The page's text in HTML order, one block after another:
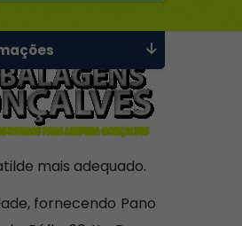
mais adequado.
fornecendo Pano